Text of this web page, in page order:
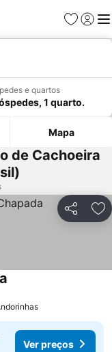
Favoritos
Iniciar
e quartos
1 quarto.
Mapa
de Cachoeira
Partilhar
Ver preços